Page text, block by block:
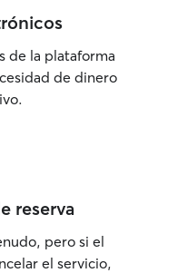
de la plataforma
de dinero
reserva
pero si el
el servicio,